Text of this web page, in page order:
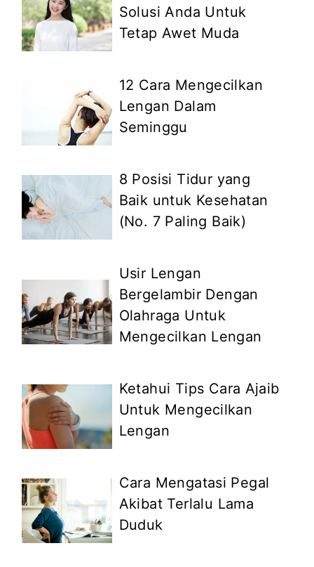
Solusi Anda Untuk
Tetap Awet Muda
12 Cara Mengecilkan
Lengan Dalam
Seminggu
8 Posisi Tidur yang
Baik untuk Kesehatan
(No. 7 Paling Baik)
Usir Lengan
Bergelambir Dengan
Olahraga Untuk
Mengecilkan Lengan
Ketahui Tips Cara Ajaib
Untuk Mengecilkan
Lengan
Cara Mengatasi Pegal
Akibat Terlalu Lama
Duduk